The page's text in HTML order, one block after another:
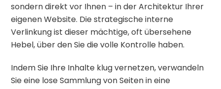
sondern direkt vor Ihnen – in der Architektur Ihrer
eigenen Website. Die strategische interne
Verlinkung ist dieser mächtige, oft übersehene
Hebel, über den Sie die volle Kontrolle haben.
Indem Sie Ihre Inhalte klug vernetzen, verwandeln
Sie eine lose Sammlung von Seiten in eine